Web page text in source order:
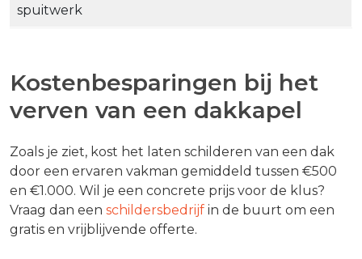
spuitwerk
Kostenbesparingen bij het
verven van een dakkapel
Zoals je ziet, kost het laten schilderen van een dak
door een ervaren vakman gemiddeld tussen €500
en €1.000. Wil je een concrete prijs voor de klus?
Vraag dan een schildersbedrijf in de buurt om een
gratis en vrijblijvende offerte.